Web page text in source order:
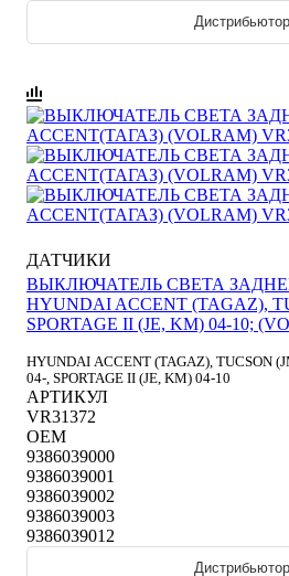
ДАТЧИКИ
ВЫКЛЮЧАТЕЛЬ СВЕТА
HYUNDAI ACCENT (TAGAZ),
SPORTAGE II (JE, KM) 04-10;
HYUNDAI ACCENT (TAGAZ), TUCSON
04-, SPORTAGE II (JE, KM) 04-10
АРТИКУЛ
VR31372
OEM
9386039000
9386039001
9386039002
9386039003
9386039012